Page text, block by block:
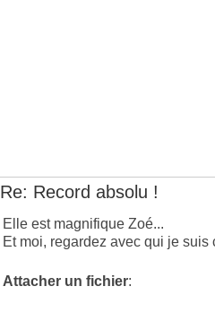
Re: Record absolu !
Elle est magnifique Zoé...
Et moi, regardez avec qui je
Attacher un fichier: